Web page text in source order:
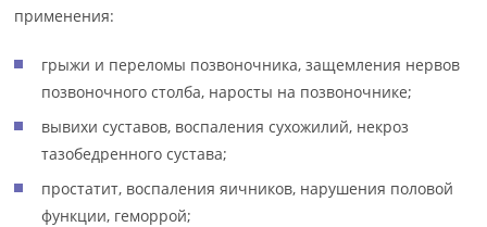
применения:
грыжи и переломы позвоночника, защемления нервов
позвоночного столба, наросты на позвоночнике;
вывихи суставов, воспаления сухожилий, некроз
тазобедренного сустава;
простатит, воспаления яичников, нарушения половой
функции, геморрой;